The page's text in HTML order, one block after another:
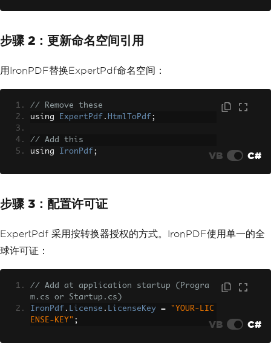
步骤 2：更新命名空间引用
用IronPDF替换ExpertPdf命名空间：
// Remove these
using
ExpertPdf . HtmlToPdf ;
// Add this
using IronPdf ; VB C#
步骤 3：配置许可证
ExpertPdf 采用按转换器授权的方式。IronPDF使用单一的全
球许可证：
// Add at application startup (Progra
m.cs or Startup.cs)
IronPdf . License . LicenseKey =
"YOUR-LIC
ENSE-KEY" ; VB C#